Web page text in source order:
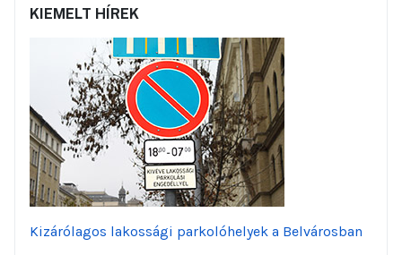
KIEMELT HÍREK
Kizárólagos lakossági parkolóhelyek a Belvárosban